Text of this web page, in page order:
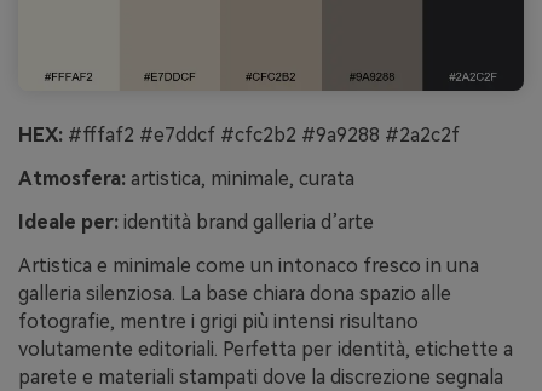
HEX: #fffaf2 #e7ddcf #cfc2b2 #9a9288 #2a2c2f
Atmosfera: artistica, minimale, curata
Ideale per: identità brand galleria d’arte
Artistica e minimale come un intonaco fresco in una
galleria silenziosa. La base chiara dona spazio alle
fotografie, mentre i grigi più intensi risultano
volutamente editoriali. Perfetta per identità, etichette a
parete e materiali stampati dove la discrezione segnala